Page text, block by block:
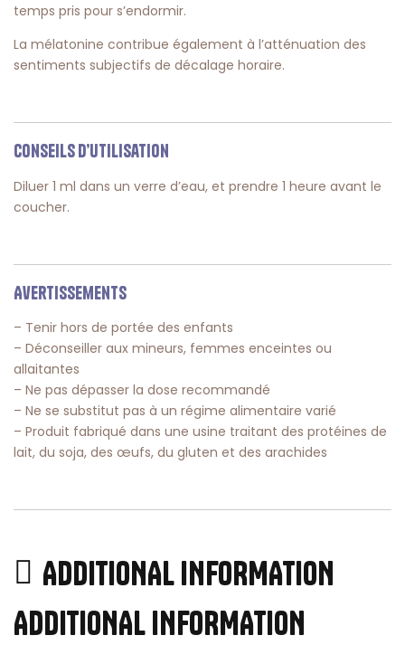
temps pris pour s’endormir.
La mélatonine contribue également à l’atténuation des
sentiments subjectifs de décalage horaire.
Conseils d’utilisation
Diluer 1 ml dans un verre d’eau, et prendre 1 heure avant le
coucher.
Avertissements
– Tenir hors de portée des enfants
– Déconseiller aux mineurs, femmes enceintes ou
allaitantes
– Ne pas dépasser la dose recommandé
– Ne se substitut pas à un régime alimentaire varié
– Produit fabriqué dans une usine traitant des protéines de
lait, du soja, des œufs, du gluten et des arachides
ADDITIONAL INFORMATION
ADDITIONAL INFORMATION